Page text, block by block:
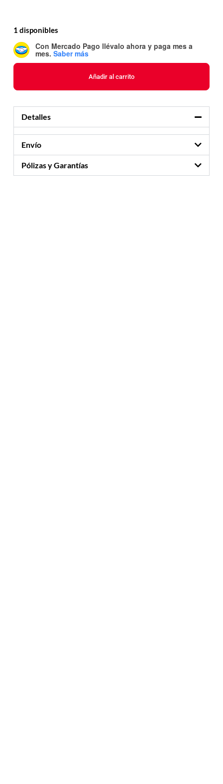
1 disponibles
Con Mercado Pago llévalo ahora y paga mes a
mes. Saber más
Añadir al carrito
Detalles
Envío
Pólizas y Garantías